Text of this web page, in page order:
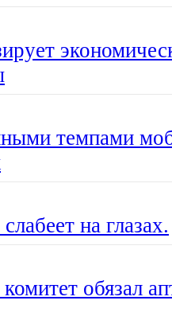
темпами
на глазах.
обязал